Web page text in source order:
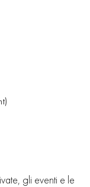
gli eventi e le